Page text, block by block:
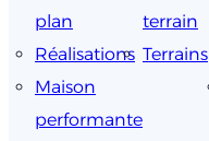
plan
Réalisations
Maison
performante
terrain
Terrains